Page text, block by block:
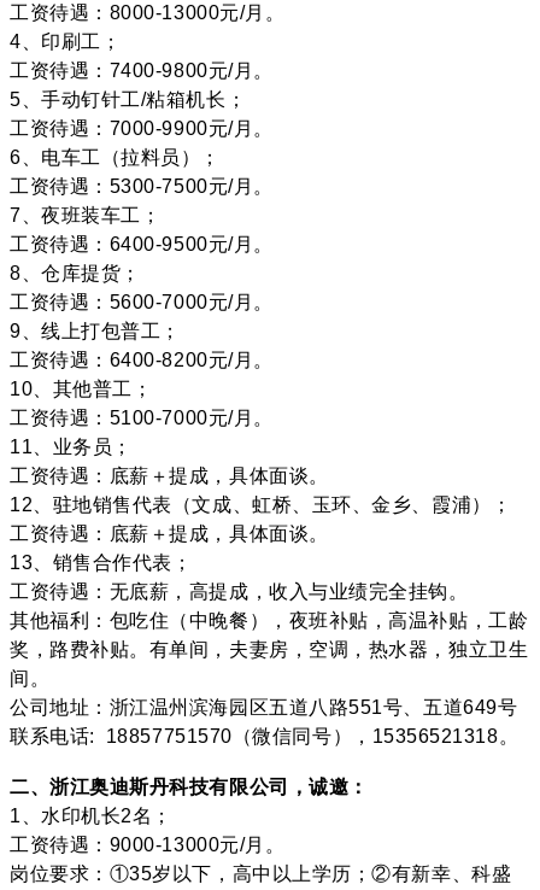
工资待遇：8000-13000元/月。
4、印刷工；
工资待遇：7400-9800元/月。
5、手动钉针工/粘箱机长；
工资待遇：7000-9900元/月。
6、电车工（拉料员）；
工资待遇：5300-7500元/月。
7、夜班装车工；
工资待遇：6400-9500元/月。
8、仓库提货；
工资待遇：5600-7000元/月。
9、线上打包普工；
工资待遇：6400-8200元/月。
10、其他普工；
工资待遇：5100-7000元/月。
11、业务员；
工资待遇：底薪＋提成，具体面谈。
12、驻地销售代表（文成、虹桥、玉环、金乡、霞浦）；
工资待遇：底薪＋提成，具体面谈。
13、销售合作代表；
工资待遇：无底薪，高提成，收入与业绩完全挂钩。
其他福利：包吃住（中晚餐），夜班补贴，高温补贴，工龄
奖，路费补贴。有单间，夫妻房，空调，热水器，独立卫生
间。
公司地址：浙江温州滨海园区五道八路551号、五道649号
联系电话: 18857751570（微信同号），15356521318。
二、浙江奥迪斯丹科技有限公司，诚邀：
1、水印机长2名；
工资待遇：9000-13000元/月。
岗位要求：①35岁以下，高中以上学历；②有新幸、科盛